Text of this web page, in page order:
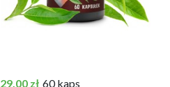
Cena
29,00 zł 60 kaps